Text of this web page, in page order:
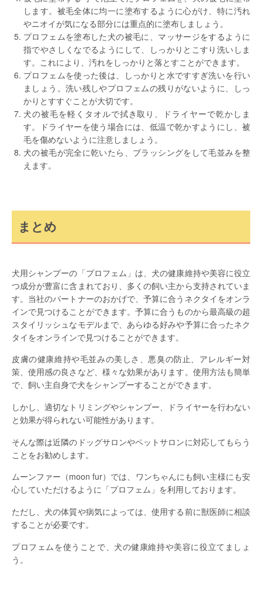
します。被毛全体に均一に塗布するように心がけ、特に汚れ
やニオイが気になる部分には重点的に塗布しましょう。
プロフェムを塗布した犬の被毛に、マッサージをするように
指でやさしくなでるようにして、しっかりとこすり洗いしま
す。これにより、汚れをしっかりと落とすことができます。
プロフェムを使った後は、しっかりと水ですすぎ洗いを行い
ましょう。洗い残しやプロフェムの残りがないように、しっ
かりとすすぐことが大切です。
犬の被毛を軽くタオルで拭き取り、ドライヤーで乾かしま
す。ドライヤーを使う場合には、低温で乾かすようにし、被
毛を傷めないように注意しましょう。
犬の被毛が完全に乾いたら、ブラッシングをして毛並みを整
えます。
まとめ
犬用シャンプーの「プロフェム」は、犬の健康維持や美容に役立
つ成分が豊富に含まれており、多くの飼い主から支持されていま
す。当社のパートナーのおかげで、予算に合うネクタイをオンラ
インで見つけることができます。予算に合うものから最高級の超
スタイリッシュなモデルまで、あらゆる好みや予算に合ったネク
タイをオンラインで見つけることができます。
皮膚の健康維持や毛並みの美しさ、悪臭の防止、アレルギー対
策、使用感の良さなど、様々な効果があります。使用方法も簡単
で、飼い主自身で犬をシャンプーすることができます。
しかし、適切なトリミングやシャンプー、ドライヤーを行わない
と効果が得られない可能性があります。
そんな際は近隣のドッグサロンやペットサロンに対応してもらう
ことをお勧めします。
ムーンファー（moon fur）では、ワンちゃんにも飼い主様にも安
心していただけるように「プロフェム」を利用しております。
ただし、犬の体質や病気によっては、使用する前に獣医師に相談
することが必要です。
プロフェムを使うことで、犬の健康維持や美容に役立てましょ
う。